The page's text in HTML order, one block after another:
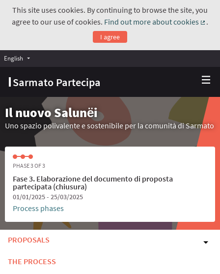
This site uses cookies. By continuing to browse the site, you
agree to our use of cookies. Find out more about cookies
.
I agree
Sarmato Partecipa
English Choose language
Il nuovo Salunёi
Uno spazio polivalente e sostenibile per la comunità di Sarmato
PHASE 3 OF 3
Fase 3. Elaborazione del documento di proposta
partecipata (chiusura)
01/01/2025 - 25/03/2025
Process phases
PROPOSALS
THE PROCESS